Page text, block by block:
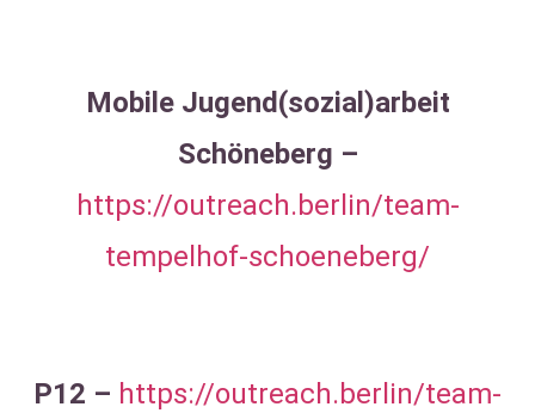
Mobile Jugend(sozial)arbeit
Schöneberg –
https://outreach.berlin/team-
tempelhof-schoeneberg/
P12 – https://outreach.berlin/team-